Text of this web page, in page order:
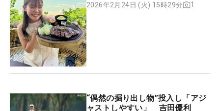
2026年2月24日 (火) 15時29分
1
“偶然の掘り出し物”投入し「アジ
ャストしやすい」 吉田優利